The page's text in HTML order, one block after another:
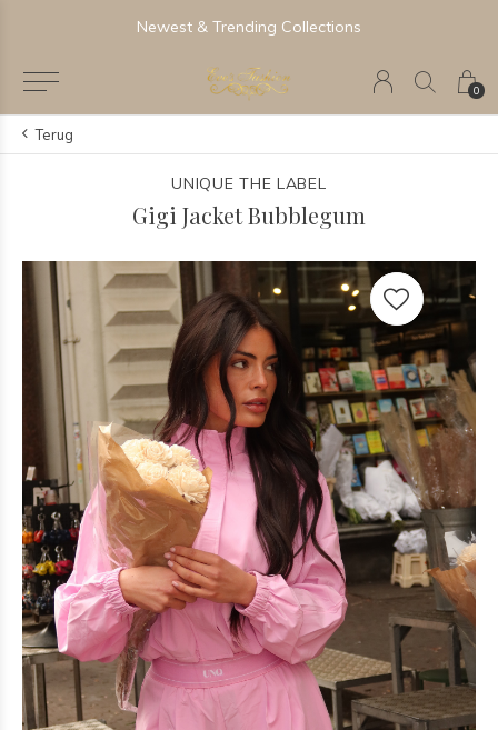
0
Newest & Trending Collections
Terug
UNIQUE THE LABEL
Gigi Jacket Bubblegum